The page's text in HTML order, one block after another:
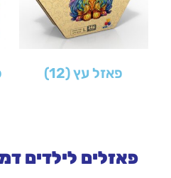
פאזל עץ(12)
פאזלים לילדים